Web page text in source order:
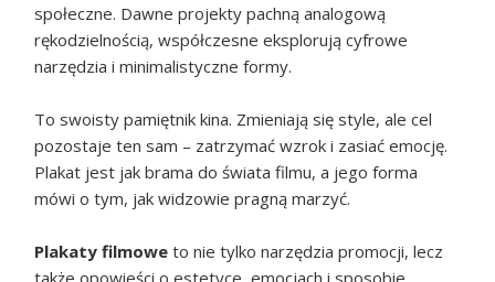
społeczne. Dawne projekty pachną analogową
rękodzielnością, współczesne eksplorują cyfrowe
narzędzia i minimalistyczne formy.
To swoisty pamiętnik kina. Zmieniają się style, ale cel
pozostaje ten sam – zatrzymać wzrok i zasiać emocję.
Plakat jest jak brama do świata filmu, a jego forma
mówi o tym, jak widzowie pragną marzyć.
Plakaty filmowe to nie tylko narzędzia promocji, lecz
także opowieści o estetyce, emocjach i sposobie